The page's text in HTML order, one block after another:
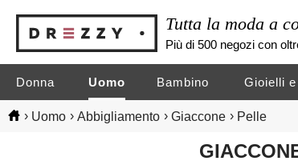
Tutta la moda a
Più di 500 negozi con
Donna Uomo Bambino Gioielli
› Uomo › Abbigliamento › Giaccone › Pelle